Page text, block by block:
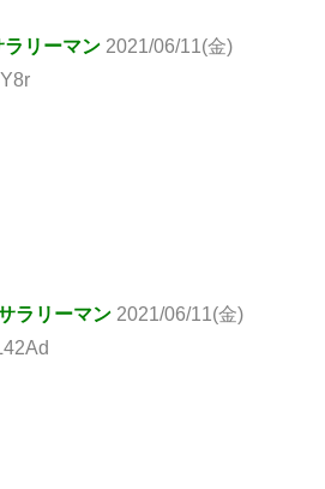
リーマン 2021/06/11(金)
ラリーマン 2021/06/11(金)